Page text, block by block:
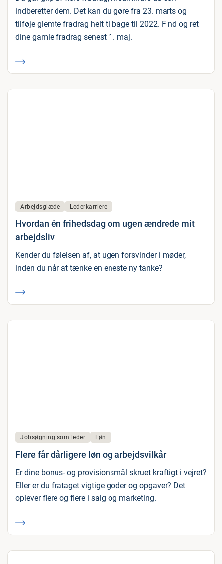
indberetter dem. Det kan du gøre fra 23. marts og
tilføje glemte fradrag helt tilbage til 2022. Find og ret
dine gamle fradrag senest 1. maj.
Arbejdsglæde Lederkarriere
Hvordan én frihedsdag om ugen ændrede mit
arbejdsliv
Kender du følelsen af, at ugen forsvinder i møder,
inden du når at tænke en eneste ny tanke?
Jobsøgning som leder Løn
Flere får dårligere løn og arbejdsvilkår
Er dine bonus- og provisionsmål skruet kraftigt i vejret?
Eller er du frataget vigtige goder og opgaver? Det
oplever flere og flere i salg og marketing.